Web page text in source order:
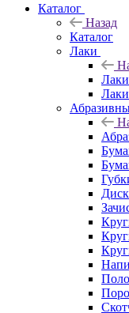
Каталог
Назад
Каталог
Лаки
Лаки
Лаки